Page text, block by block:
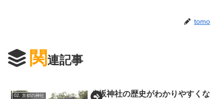
tomo
関連記事
02. 京都の神社
八坂神社の歴史がわかりやすくな